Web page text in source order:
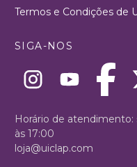
Termos e Condições de
SIGA-NOS
Horário de atendimento:
às 17:00
loja@uiclap.com